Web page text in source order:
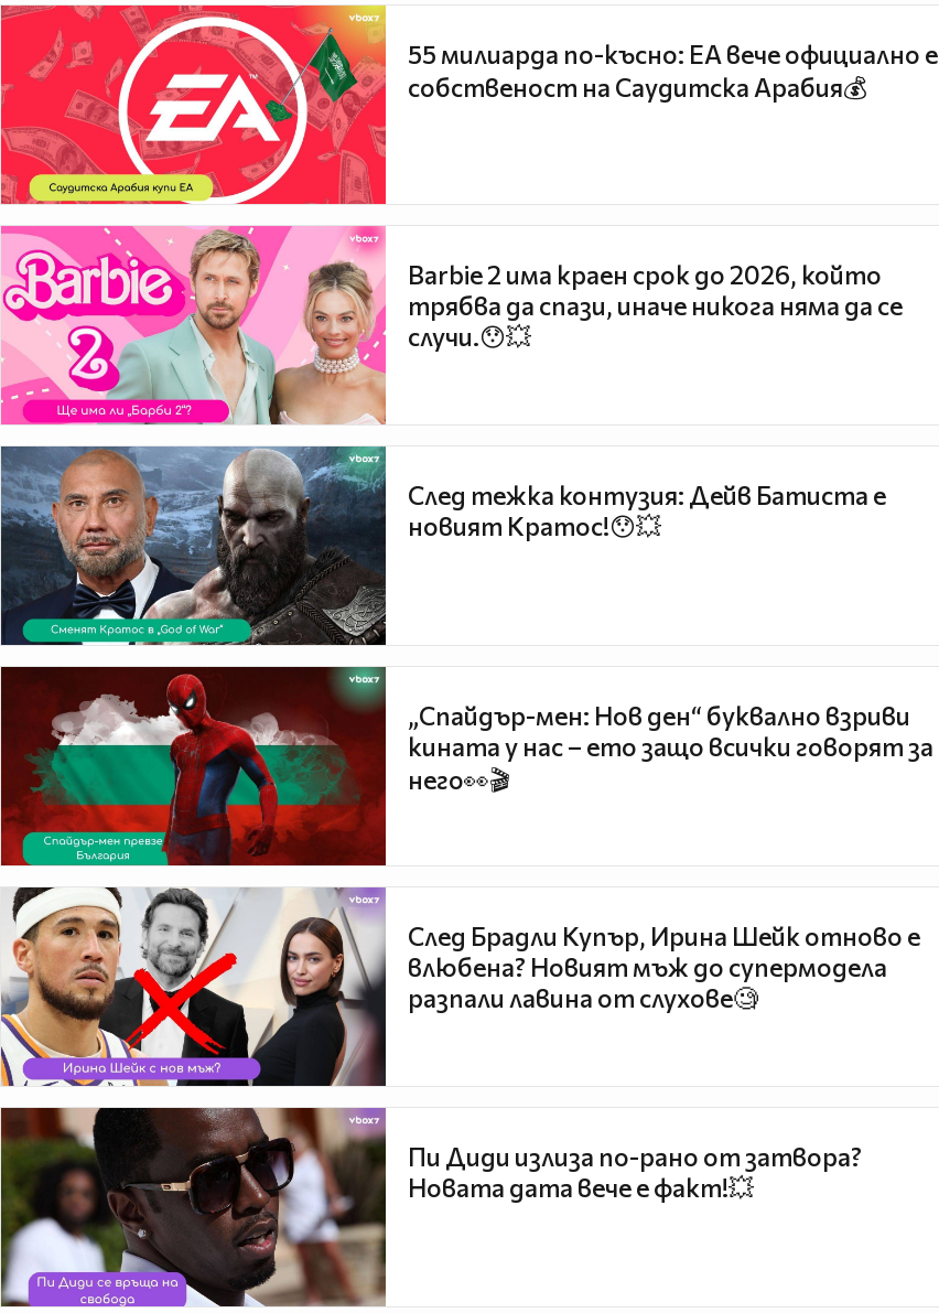
55 милиарда по-късно: EA вече официално е
собственост на Саудитска Арабия💰
Barbie 2 има краен срок до 2026, който
трябва да спази, иначе никога няма да се
случи.😯💥
След тежка контузия: Дейв Батиста е
новият Кратос!😯💥
„Спайдър-мен: Нов ден“ буквално взриви
кината у нас – ето защо всички говорят за
него👀🎬
След Брадли Купър, Ирина Шейк отново е
влюбена? Новият мъж до супермодела
разпали лавина от слухове🧐
Пи Диди излиза по-рано от затвора?
Новата дата вече е факт!💥